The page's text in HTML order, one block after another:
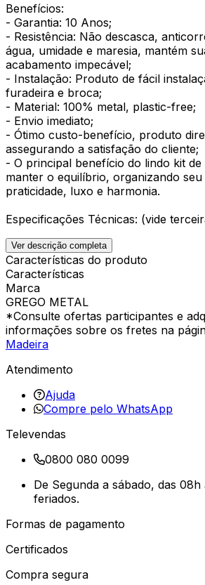
Benefícios:
- Garantia: 10 Anos;
- Resistência: Não descasca,
água, umidade e maresia, mantém
acabamento impecável;
- Instalação: Produto de fácil
furadeira e broca;
- Material: 100% metal, plastic-free;
- Envio imediato;
- Ótimo custo-benefício, produto
assegurando a satisfação do cliente;
- O principal benefício do lindo kit
manter o equilíbrio, organizando
praticidade, luxo e harmonia.
Especificações Técnicas: (vide
Ver descrição completa
Características do produto
Características
Marca
GREGO METAL
*Consulte ofertas participantes e
informações sobre os fretes na
Madeira
Atendimento
Ajuda
Compre pelo WhatsApp
Televendas
0800 080 0099
De Segunda a sábado, das 08h
feriados.
Formas de pagamento
Certificados
Compra segura